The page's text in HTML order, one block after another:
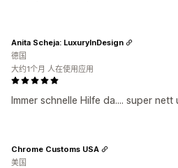
Immer schnelle Hilfe da.... super
Anita Scheja: LuxuryInDesign
德国
大约1个月 人在使用应用
Chrome Customs USA
美国